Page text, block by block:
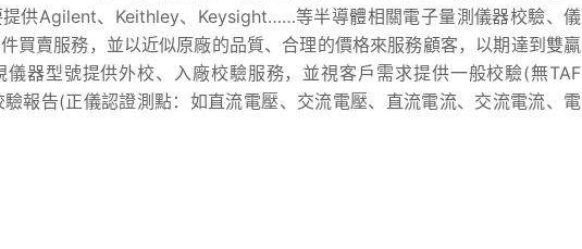
供Agilent、Keithley、Keysight……等半導體相關電子量測儀器校驗、儀
買賣服務，並以近似原廠的品質、合理的價格來服務顧客，以期達到雙贏
儀器型號提供外校、入廠校驗服務，並視客戶需求提供一般校驗(無TAF
報告(正儀認證測點：如直流電壓、交流電壓、直流電流、交流電流、電